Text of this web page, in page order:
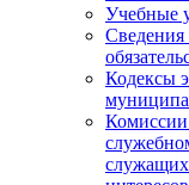
Учебные
Сведения
Кодексы